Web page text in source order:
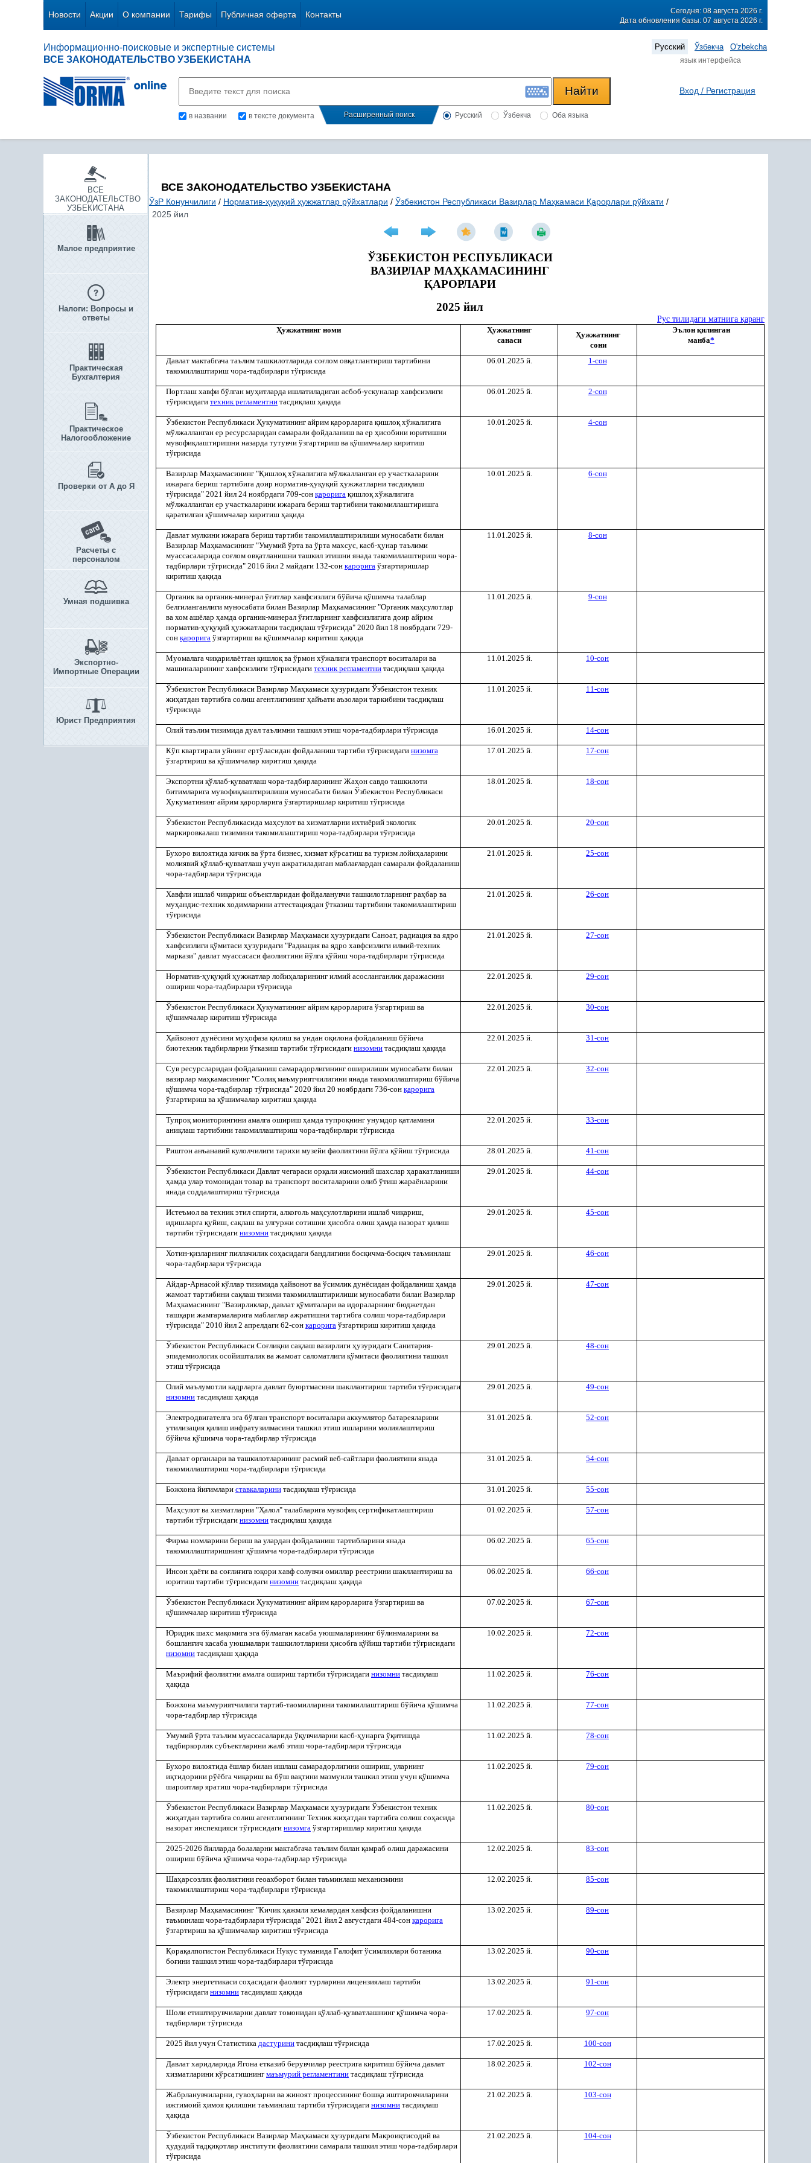
Новости Акции О компании Тарифы Публичная оферта Контакты
Сегодня: 08 августа 2026 г.
Дата обновления базы: 07 августа 2026 г.
Информационно-поисковые и экспертные системы
ВСЕ ЗАКОНОДАТЕЛЬСТВО УЗБЕКИСТАНА
Русский Ўзбекча O'zbekcha
язык интерфейса
в названии в тексте документа Расширенный поиск Русский Ўзбекча Оба языка
Вход / Регистрация
ВСЕ
ЗАКОНОДАТЕЛЬСТВО
УЗБЕКИСТАНА
Малое предприятие
Налоги: Вопросы и
ответы
Практическая
Бухгалтерия
Практическое
Налогообложение
Проверки от А до Я
Расчеты с
персоналом
Умная подшивка
Экспортно-
Импортные Операции
Юрист Предприятия
ВСЕ ЗАКОНОДАТЕЛЬСТВО УЗБЕКИСТАНА
ЎзР Конунчилиги / Норматив-ҳуқуқий ҳужжатлар рўйхатлари / Ўзбекистон Республикаси Вазирлар Маҳкамаси Қарорлари рўйхати /
2025 йил
ЎЗБЕКИСТОН РЕСПУБЛИКАСИ
ВАЗИРЛАР МАҲКАМАСИНИНГ
ҚАРОРЛАРИ
2025 йил
Рус тилидаги матнига қаранг
Ҳужжатнинг номи Ҳужжатнинг
санаси
Ҳужжатнинг
сони
Эълон қилинган
манба*
Давлат мактабгача таълим ташкилотларида соғлом овқатлантириш тартибини
такомиллаштириш чора-тадбирлари тўғрисида
06.01.2025 й. 1-сон
Портлаш хавфи бўлган муҳитларда ишлатиладиган асбоб-ускуналар хавфсизлиги
тўғрисидаги техник регламентни тасдиқлаш ҳақида
06.01.2025 й. 2-сон
Ўзбекистон Республикаси Ҳукуматининг айрим қарорларига қишлоқхўжалигига
мўлжалланган ер ресурсларидан самарали фойдаланиш ва ер ҳисобини юритишни
мувофиқлаштиришни назарда тутувчи ўзгартириш ва қўшимчалар киритиш
тўғрисида
10.01.2025 й. 4-сон
Вазирлар Маҳкамасининг "Қишлоқхўжалигига мўлжалланган ер участкаларини
ижарага бериш тартибига доир норматив-ҳуқуқий ҳужжатларни тасдиқлаш
тўғрисида" 2021 йил 24 ноябрдаги 709-сон қарорига қишлоқхўжалигига
мўлжалланган ер участкаларини ижарага бериш тартибини такомиллаштиришга
қаратилган қўшимчалар киритиш ҳақида
10.01.2025 й. 6-сон
Давлат мулкини ижарага бериш тартиби такомиллаштирилиши муносабати билан
Вазирлар Маҳкамасининг "Умумий ўрта ва ўрта махсус, касб-ҳунар таълими
муассасаларида соғлом овқатланишни ташкил этишни янада такомиллаштириш чора-
тадбирлари тўғрисида" 2016 йил 2 майдаги 132-сон қарорига ўзгартиришлар
киритиш ҳақида
11.01.2025 й. 8-сон
Органик ва органик-минерал ўғитлар хавфсизлиги бўйича қўшимча талаблар
белгиланганлиги муносабати билан Вазирлар Маҳкамасининг "Органик маҳсулотлар
ва хом ашёлар ҳамда органик-минерал ўғитларнинг хавфсизлигига доир айрим
норматив-ҳуқуқий ҳужжатларни тасдиқлаш тўғрисида" 2020 йил 18 ноябрдаги 729-
сон қарорига ўзгартириш ва қўшимчалар киритиш ҳақида
11.01.2025 й. 9-сон
Муомалага чиқарилаётган қишлоқва ўрмон хўжалиги транспорт воситалари ва
машиналарининг хавфсизлиги тўғрисидаги техник регламентни тасдиқлаш ҳақида
11.01.2025 й. 10-сон
Ўзбекистон Республикаси Вазирлар Маҳкамаси ҳузуридаги Ўзбекистон техник
жиҳатдан тартибга солиш агентлигининг ҳайъати аъзолари таркибини тасдиқлаш
тўғрисида
11.01.2025 й. 11-сон
Олий таълим тизимида дуал таълимни ташкил этиш чора-тадбирлари тўғрисида 16.01.2025 й. 14-сон
Кўп квартирали уйнинг ертўласидан фойдаланиш тартиби тўғрисидаги низомга
ўзгартириш ва қўшимчалар киритиш ҳақида
17.01.2025 й. 17-сон
Экспортни қўллаб-қувватлаш чора-тадбирларининг Жаҳон савдо ташкилоти
битимларига мувофиқлаштирилиши муносабати билан Ўзбекистон Республикаси
Ҳукуматининг айрим қарорларига ўзгартиришлар киритиш тўғрисида
18.01.2025 й. 18-сон
Ўзбекистон Республикасида маҳсулот ва хизматларни ихтиёрий экологик
маркировкалаш тизимини такомиллаштириш чора-тадбирлари тўғрисида
20.01.2025 й. 20-сон
Бухоро вилоятида кичик ва ўрта бизнес, хизмат кўрсатиш ва туризм лойиҳаларини
молиявий қўллаб-қувватлаш учун ажратиладиган маблағлардан самарали фойдаланиш
чора-тадбирлари тўғрисида
21.01.2025 й. 25-сон
Хавфли ишлаб чиқариш объектларидан фойдаланувчи ташкилотларнинг раҳбар ва
муҳандис-техник ходимларини аттестациядан ўтказиш тартибини такомиллаштириш
тўғрисида
21.01.2025 й. 26-сон
Ўзбекистон Республикаси Вазирлар Маҳкамаси ҳузуридаги Саноат, радиация ва ядро
хавфсизлиги қўмитаси ҳузуридаги "Радиация ва ядро хавфсизлиги илмий-техник
маркази" давлат муассасаси фаолиятини йўлга қўйиш чора-тадбирлари тўғрисида
21.01.2025 й. 27-сон
Норматив-ҳуқуқий ҳужжатлар лойиҳаларининг илмий асосланганлик даражасини
ошириш чора-тадбирлари тўғрисида
22.01.2025 й. 29-сон
Ўзбекистон Республикаси Ҳукуматининг айрим қарорларига ўзгартириш ва
қўшимчалар киритиш тўғрисида
22.01.2025 й. 30-сон
Ҳайвонот дунёсини муҳофаза қилиш ва ундан оқилона фойдаланиш бўйича
биотехник тадбирларни ўтказиш тартиби тўғрисидаги низомни тасдиқлаш ҳақида
22.01.2025 й. 31-сон
Сув ресурсларидан фойдаланиш самарадорлигининг оширилиши муносабати билан
вазирлар маҳкамасининг "Солиқмаъмуриятчилигини янада такомиллаштириш бўйича
қўшимча чора-тадбирлар тўғрисида" 2020 йил 20 ноябрдаги 736-сон қарорига
ўзгартириш ва қўшимчалар киритиш ҳақида
22.01.2025 й. 32-сон
Тупроқмониторингини амалга ошириш ҳамда тупроқнинг унумдор қатламини
аниқлаш тартибини такомиллаштириш чора-тадбирлари тўғрисида
22.01.2025 й. 33-сон
Риштон анъанавий кулолчилиги тарихи музейи фаолиятини йўлга қўйиш тўғрисида 28.01.2025 й. 41-сон
Ўзбекистон Республикаси Давлат чегараси орқали жисмоний шахслар ҳаракатланиши
ҳамда улар томонидан товар ва транспорт воситаларини олиб ўтиш жараёнларини
янада соддалаштириш тўғрисида
29.01.2025 й. 44-сон
Истеъмол ва техник этил спирти, алкоголь маҳсулотларини ишлаб чиқариш,
идишларга қуйиш, сақлаш ва улгуржи сотишни ҳисобга олиш ҳамда назорат қилиш
тартиби тўғрисидаги низомни тасдиқлаш ҳақида
29.01.2025 й. 45-сон
Хотин-қизларнинг пиллачилик соҳасидаги бандлигини босқичма-босқич таъминлаш
чора-тадбирлари тўғрисида
29.01.2025 й. 46-сон
Айдар-Арнасой кўллар тизимида ҳайвонот ва ўсимлик дунёсидан фойдаланиш ҳамда
жамоат тартибини сақлаш тизими такомиллаштирилиши муносабати билан Вазирлар
Маҳкамасининг "Вазирликлар, давлат қўмиталари ва идораларнинг бюджетдан
ташқари жамғармаларига маблағлар ажратишни тартибга солиш чора-тадбирлари
тўғрисида" 2010 йил 2 апрелдаги 62-сон қарорига ўзгартириш киритиш ҳақида
29.01.2025 й. 47-сон
Ўзбекистон Республикаси Соғлиқни сақлаш вазирлиги ҳузуридаги Санитария-
эпидемиологик осойишталик ва жамоат саломатлиги қўмитаси фаолиятини ташкил
этиш тўғрисида
29.01.2025 й. 48-сон
Олий маълумотли кадрларга давлат буюртмасини шакллантириш тартиби тўғрисидаги
низомни тасдиқлаш ҳақида
29.01.2025 й. 49-сон
Электродвигателга эга бўлган транспорт воситалари аккумлятор батареяларини
утилизация қилиш инфратузилмасини ташкил этиш ишларини молиялаштириш
бўйича қўшимча чора-тадбирлар тўғрисида
31.01.2025 й. 52-сон
Давлат органлари ва ташкилотларининг расмий веб-сайтлари фаолиятини янада
такомиллаштириш чора-тадбирлари тўғрисида
31.01.2025 й. 54-сон
Божхона йиғимлари ставкаларини тасдиқлаш тўғрисида 31.01.2025 й. 55-сон
Маҳсулот ва хизматларни "Ҳалол" талабларига мувофиқсертификатлаштириш
тартиби тўғрисидаги низомни тасдиқлаш ҳақида
01.02.2025 й. 57-сон
Фирма номларини бериш ва улардан фойдаланиш тартибларини янада
такомиллаштиришнинг қўшимча чора-тадбирлари тўғрисида
06.02.2025 й. 65-сон
Инсон ҳаёти ва соғлиғига юқори хавф солувчи омиллар реестрини шакллантириш ва
юритиш тартиби тўғрисидаги низомни тасдиқлаш ҳақида
06.02.2025 й. 66-сон
Ўзбекистон Республикаси Ҳукуматининг айрим қарорларига ўзгартириш ва
қўшимчалар киритиш тўғрисида
07.02.2025 й. 67-сон
Юридик шахс мақомига эга бўлмаган касаба уюшмаларининг бўлинмаларини ва
бошланғич касаба уюшмалари ташкилотларини ҳисобга қўйиш тартиби тўғрисидаги
низомни тасдиқлаш ҳақида
10.02.2025 й. 72-сон
Маърифий фаолиятни амалга ошириш тартиби тўғрисидаги низомни тасдиқлаш
ҳақида
11.02.2025 й. 76-сон
Божхона маъмуриятчилиги тартиб-таомилларини такомиллаштириш бўйича қўшимча
чора-тадбирлар тўғрисида
11.02.2025 й. 77-сон
Умумий ўрта таълим муассасаларида ўқувчиларни касб-ҳунарга ўқитишда
тадбиркорлик субъектларини жалб этиш чора-тадбирлари тўғрисида
11.02.2025 й. 78-сон
Бухоро вилоятида ёшлар билан ишлаш самарадорлигини ошириш, уларнинг
иқтидорини рўёбга чиқариш ва бўш вақтини мазмунли ташкил этиш учун қўшимча
шароитлар яратиш чора-тадбирлари тўғрисида
11.02.2025 й. 79-сон
Ўзбекистон Республикаси Вазирлар Маҳкамаси ҳузуридаги Ўзбекистон техник
жиҳатдан тартибга солиш агентлигининг Техник жиҳатдан тартибга солиш соҳасида
назорат инспекцияси тўғрисидаги низомга ўзгартиришлар киритиш ҳақида
11.02.2025 й. 80-сон
2025-2026 йилларда болаларни мактабгача таълим билан қамраб олиш даражасини
ошириш бўйича қўшимча чора-тадбирлар тўғрисида
12.02.2025 й. 83-сон
Шаҳарсозлик фаолиятини геоахборот билан таъминлаш механизмини
такомиллаштириш чора-тадбирлари тўғрисида
12.02.2025 й. 85-сон
Вазирлар Маҳкамасининг "Кичикҳажмли кемалардан хавфсиз фойдаланишни
таъминлаш чора-тадбирлари тўғрисида" 2021 йил 2 августдаги 484-сон қарорига
ўзгартириш ва қўшимчалар киритиш тўғрисида
13.02.2025 й. 89-сон
Қорақалпоғистон Республикаси Нукус туманида Галофит ўсимликлари ботаника
боғини ташкил этиш чора-тадбирлари тўғрисида
13.02.2025 й. 90-сон
Электр энергетикаси соҳасидаги фаолият турларини лицензиялаш тартиби
тўғрисидаги низомни тасдиқлаш ҳақида
13.02.2025 й. 91-сон
Шоли етиштирувчиларни давлат томонидан қўллаб-қувватлашнинг қўшимча чора-
тадбирлари тўғрисида
17.02.2025 й. 97-сон
2025 йил учун Статистика дастурини тасдиқлаш тўғрисида 17.02.2025 й. 100-сон
Давлат харидларида Ягона етказиб берувчилар реестрига киритиш бўйича давлат
хизматларини кўрсатишнинг маъмурий регламентини тасдиқлаш тўғрисида
18.02.2025 й. 102-сон
Жабрланувчиларни, гувоҳларни ва жиноят процессининг бошқа иштирокчиларини
ижтимоий ҳимоя қилишни таъминлаш тартиби тўғрисидаги низомни тасдиқлаш
ҳақида
21.02.2025 й. 103-сон
Ўзбекистон Республикаси Вазирлар Маҳкамаси ҳузуридаги Макроиқтисодий ва
ҳудудий тадқиқотлар институти фаолиятини самарали ташкил этиш чора-тадбирлари
тўғрисида
21.02.2025 й. 104-сон